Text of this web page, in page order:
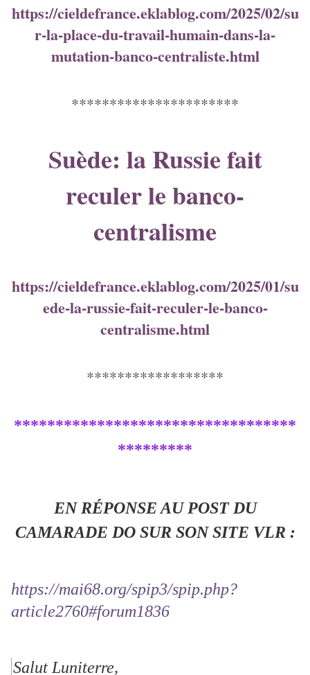
https://cieldefrance.eklablog.com/2025/02/su
r-la-place-du-travail-humain-dans-la-
mutation-banco-centraliste.html
**********************
Suède: la Russie fait
reculer le banco-
centralisme
https://cieldefrance.eklablog.com/2025/01/su
ede-la-russie-fait-reculer-le-banco-
centralisme.html
******************
**********************************
*********
EN RÉPONSE AU POST DU
CAMARADE DO SUR SON SITE VLR :
https://mai68.org/spip3/spip.php?
article2760#forum1836
Salut Luniterre,